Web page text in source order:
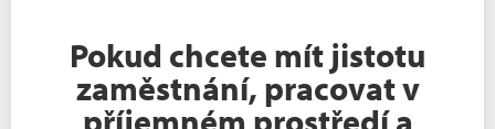
Pokud chcete mít jistotu
zaměstnání, pracovat v